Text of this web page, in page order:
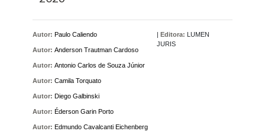
Autor: Paulo Caliendo
Autor: Anderson Trautman Cardoso
Autor: Antonio Carlos de Souza Júnior
Autor: Camila Torquato
Autor: Diego Galbinski
Autor: Éderson Garin Porto
Autor: Edmundo Cavalcanti Eichenberg
|Editora: LUMEN
JURIS